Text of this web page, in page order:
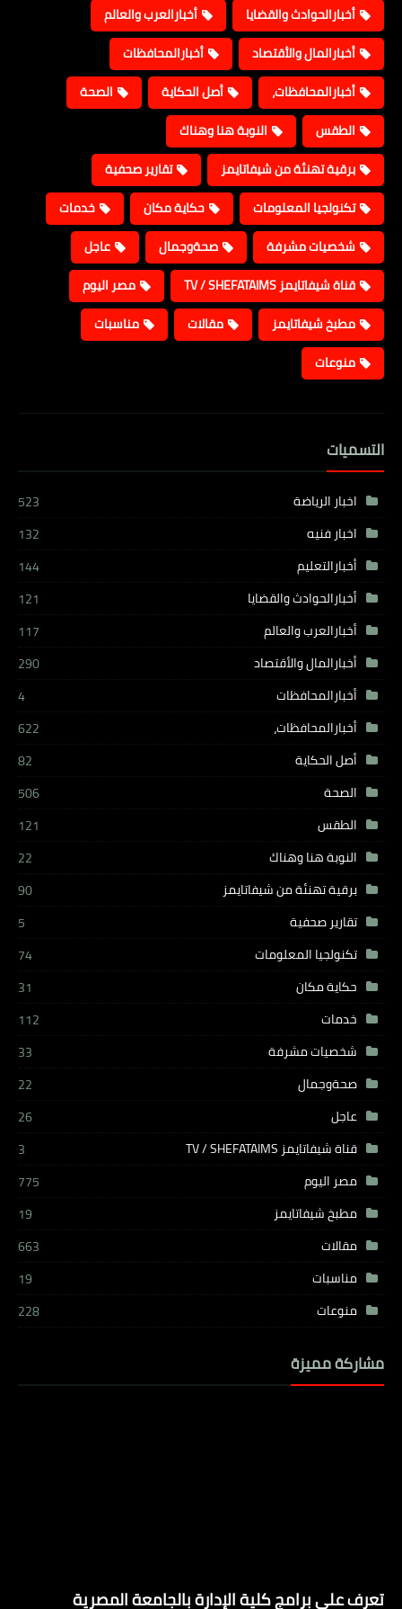
أخبارالحوادث والقضايا
أخبارالعرب والعالم
أخبارالمال والأقتصاد
أخبارالمحافظات
أخبارالمحافظات،
أصل الحكاية
الصحة
الطقس
النوبة هنا وهناك
برقية تهنئة من شيفاتايمز
تقارير صحفية
تكنولجيا المعلومات
حكاية مكان
خدمات
شخصيات مشرفة
صحةوجمال
عاجل
قناة شيفاتايمز TV / SHEFATAIMS
مصر اليوم
مطبخ شيفاتايمز
مقالات
مناسبات
منوعات
التسميات
اخبار الرياضة
523
اخبار فنيه
132
أخبارالتعليم
144
أخبارالحوادث والقضايا
121
أخبارالعرب والعالم
117
أخبارالمال والأقتصاد
290
أخبارالمحافظات
4
أخبارالمحافظات،
622
أصل الحكاية
82
الصحة
506
الطقس
121
النوبة هنا وهناك
22
برقية تهنئة من شيفاتايمز
90
تقارير صحفية
5
تكنولجيا المعلومات
74
حكاية مكان
31
خدمات
112
شخصيات مشرفة
33
صحةوجمال
22
عاجل
26
قناة شيفاتايمز TV / SHEFATAIMS
3
مصر اليوم
775
مطبخ شيفاتايمز
19
مقالات
663
مناسبات
19
منوعات
228
مشاركة مميزة
تعرف على برامج كلية الإدارة بالجامعة المصرية